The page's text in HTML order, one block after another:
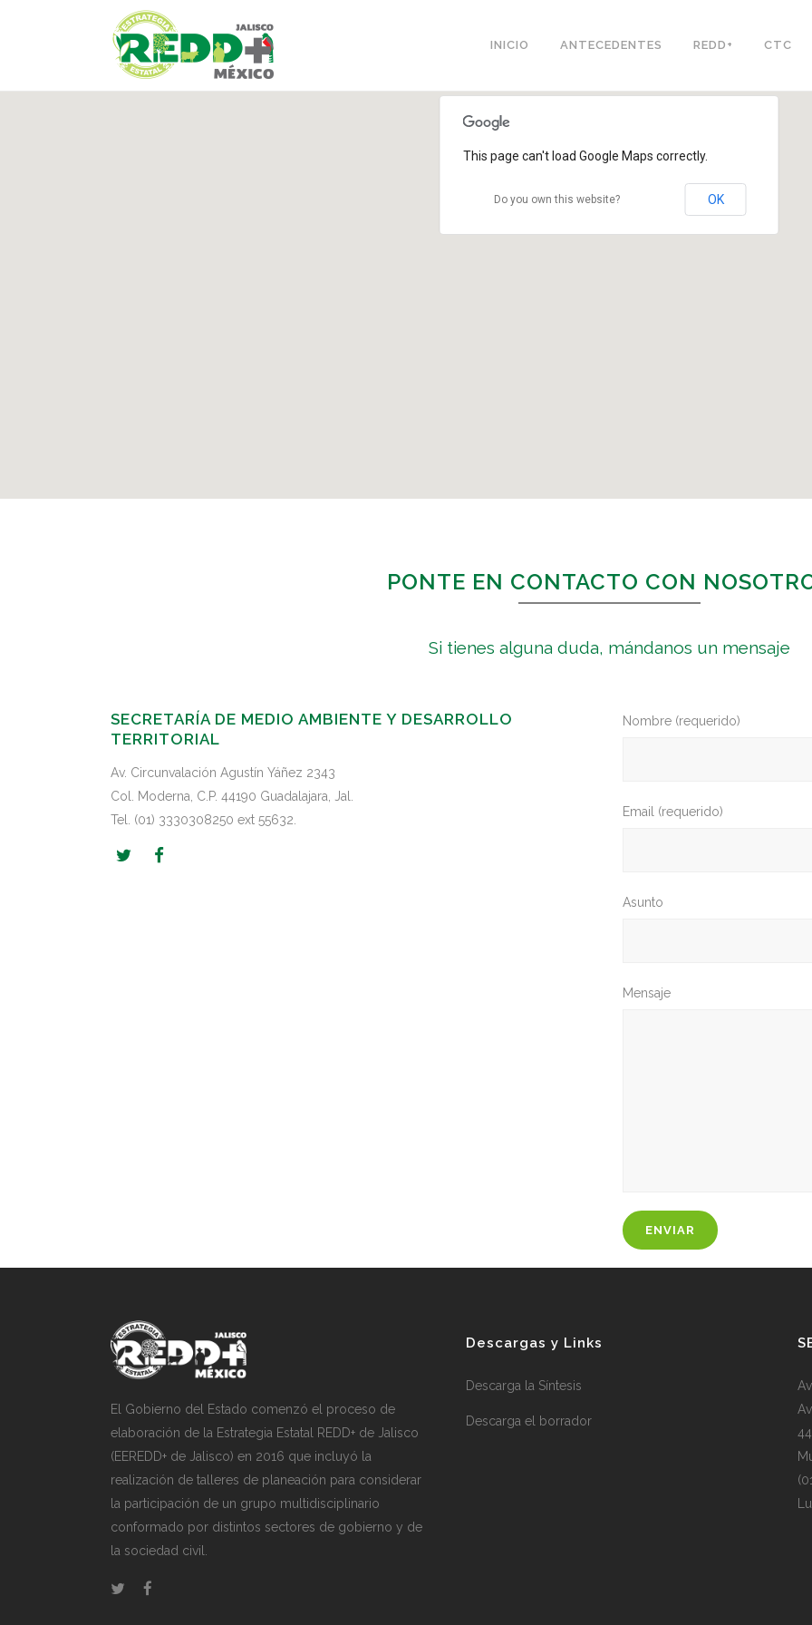
INICIO ANTECEDENTES REDD+ CTC
This page can't load Google Maps correctly.
Do you own this website? OK
PONTE EN CONTACTO CON
Si tienes alguna duda, mándanos un mensaje
SECRETARÍA DE MEDIO AMBIENTE Y DESARROLLO
TERRITORIAL
Av. Circunvalación Agustín Yáñez 2343
Col. Moderna, C.P. 44190 Guadalajara, Jal.
Tel. (01) 3330308250 ext 55632.
Nombre (requerido)
Email (requerido)
Asunto
Mensaje
El Gobierno del Estado comenzó el proceso de
elaboración de la Estrategia Estatal REDD+ de Jalisco
(EEREDD+ de Jalisco) en 2016 que incluyó la
realización de talleres de planeación para considerar
la participación de un grupo multidisciplinario
conformado por distintos sectores de gobierno y de
la sociedad civil.
Descargas y Links
Descarga la Síntesis
Descarga el borrador